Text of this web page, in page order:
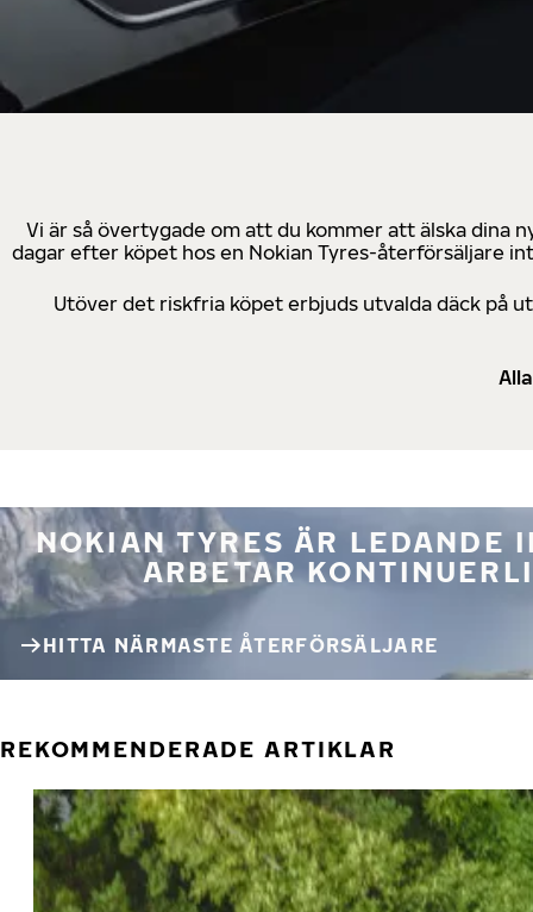
Vi är så övertygade om att du kommer att älska dina
dagar efter köpet hos en Nokian Tyres-återförsäljare
Utöver det riskfria köpet erbjuds utvalda däck på
NOKIAN TYRES ÄR LEDANDE
ARBETAR
HITTA NÄRMASTE ÅTERFÖRSÄLJARE
REKOMMENDERADE ARTIKLAR